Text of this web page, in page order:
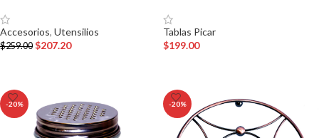
Accesorios, Utensilios
$259.00 $207.20
Tablas Picar
$199.00
-20% -20%